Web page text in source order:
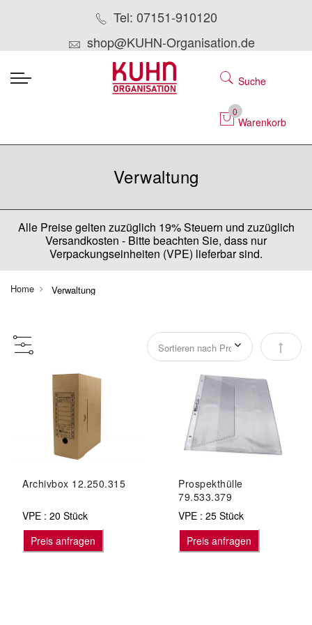
Tel: 07151-910120
shop@KUHN-Organisation.de
Suche
0
Warenkorb
Verwaltung
Alle Preise gelten zuzüglich 19% Steuern und zuzüglich
Versandkosten - Bitte beachten Sie, dass nur
Verpackungseinheiten (VPE) lieferbar sind.
Home Verwaltung
Archivbox 12.250.315
VPE : 20 Stück
Preis anfragen
Prospekthülle
79.533.379
VPE : 25 Stück
Preis anfragen